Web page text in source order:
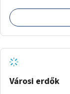
Városi erdők